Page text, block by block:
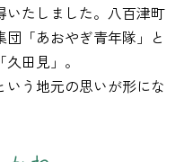
いたしました。八百津町
「あおやぎ青年隊」と
田見」。
う地元の思いが形にな